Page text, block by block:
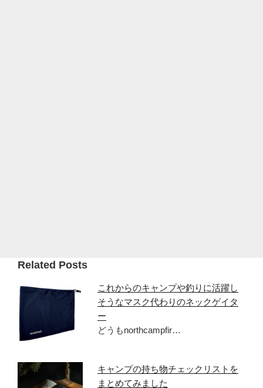
Related Posts
これからのキャンプや釣りに活躍し
そうなマスク代わりのネックゲイタ
ー
どうもnorthcampfir…
キャンプの持ち物チェックリストを
まとめてみました